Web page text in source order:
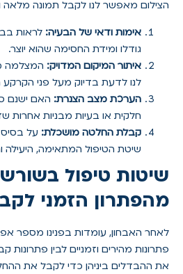
הצילום מאפשר לנו לקבל תמונה מלאה
אימות ודאי של הבעיה: לראות
גודלו ומידת החסימה שהוא יוצר.
איתור המיקום המדויק: המצלמה
לנו לדעת בדיוק מעל פני הקרקע
הערכת מצב הצנרת: האם ישנם
חלקית או בעיות מבניות אחרות
קבלת החלטה מושכלת: על
שיטת הטיפול המתאימה,
שיטות טיפול
מהפתרון הזמני
לאחר האבחון, עומדות בפנינו מספר
פתרונות מהירים וזמניים לבין פתרונות
את ההבדלים ביניהן כדי לקבל את